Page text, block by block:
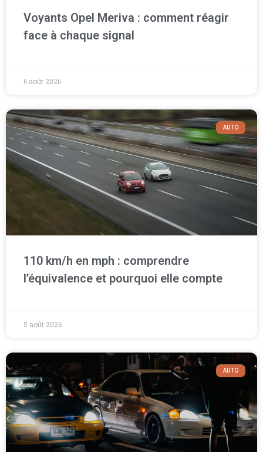
Voyants Opel Meriva : comment réagir
face à chaque signal
6 août 2026
AUTO
110 km/h en mph : comprendre
l’équivalence et pourquoi elle compte
5 août 2026
AUTO